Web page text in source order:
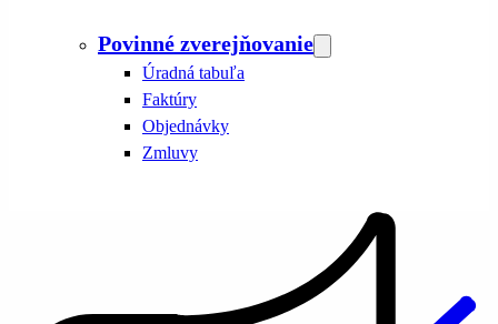
Povinné zverejňovanie
Úradná tabuľa
Faktúry
Objednávky
Zmluvy